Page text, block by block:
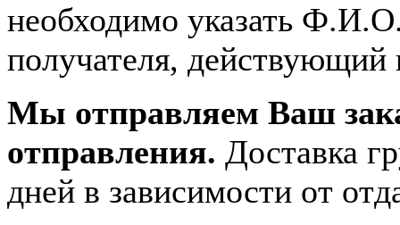
необходимо указать
получателя, действующий
Мы отправляем Ваш
отправления. Доставка
дней в зависимости от